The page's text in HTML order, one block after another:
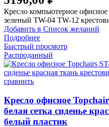
Кресло компьютерное
зеленый TW-04 TW-12
Добавить в Список желаний
Подробнее
Быстрый просмотр
Распроданный
сравнить
Кресло офисное
белая сетка сиденье
белый пластик